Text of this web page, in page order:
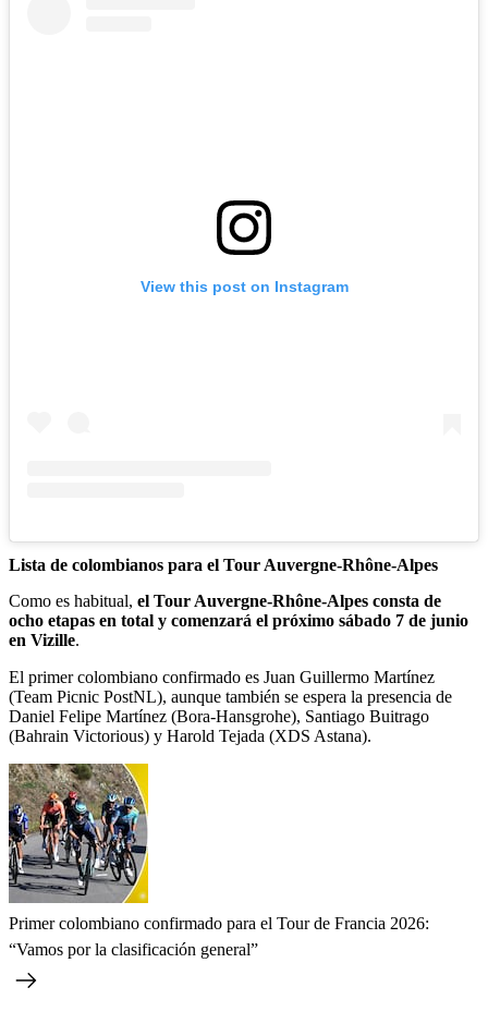
View this post on Instagram
Lista de colombianos para el Tour Auvergne-Rhône-Alpes
Como es habitual, el Tour Auvergne-Rhône-Alpes consta de
ocho etapas en total y comenzará el próximo sábado 7 de junio
en Vizille.
El primer colombiano confirmado es Juan Guillermo Martínez
(Team Picnic PostNL), aunque también se espera la presencia de
Daniel Felipe Martínez (Bora-Hansgrohe), Santiago Buitrago
(Bahrain Victorious) y Harold Tejada (XDS Astana).
Primer colombiano confirmado para el Tour de Francia 2026:
“Vamos por la clasificación general”